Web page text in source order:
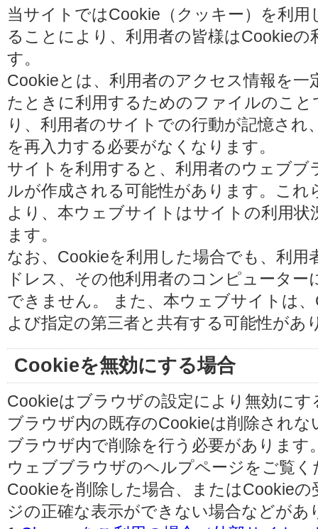
当サイトではCookie（クッキー）を利
ることにより、利用者の皆様はCookie
す。
Cookieとは、利用者のアクセス情報を
たときに利用するためのファイルのこ
り、利用者のサイトでの行動が記憶さ
を再入力する必要がなくなります。
サイトを利用すると、利用者のウェブ
ルが作成される可能性があります。こ
より、本ウェブサイトはサイトの利用
ます。
なお、Cookieを利用した場合でも、利用
ドレス、その他利用者のコンピュータ
できません。 また、本ウェブサイトは
よび指定の第三者と共有する可能性があ
Cookieを無効にする場合
Cookieはブラウザの設定により無効に
ブラウザ内の既存のCookieは削除され
ブラウザ内で削除を行う必要があります
ウェブブラウザのヘルプページをご覧く
Cookieを削除した場合、またはCookie
ジの正確な表示ができない場合などが